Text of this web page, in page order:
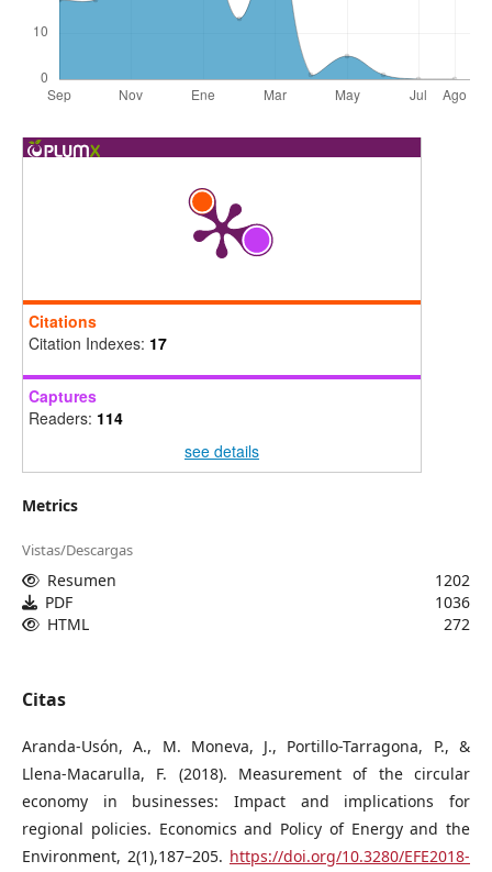
Citations
Citation Indexes: 17
Captures
Readers: 114
see details
Metrics
Vistas/Descargas
Resumen
1202
PDF
1036
HTML
272
Citas
Aranda-Usón, A., M. Moneva, J., Portillo-Tarragona, P., &
Llena-Macarulla, F. (2018). Measurement of the circular
economy in businesses: Impact and implications for
regional policies. Economics and Policy of Energy and the
Environment, 2(1),187–205. https://doi.org/10.3280/EFE2018-